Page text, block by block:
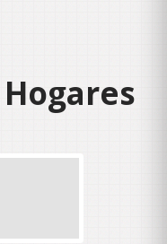
Hogares